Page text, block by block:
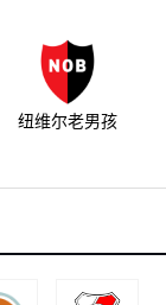
纽维尔老男孩